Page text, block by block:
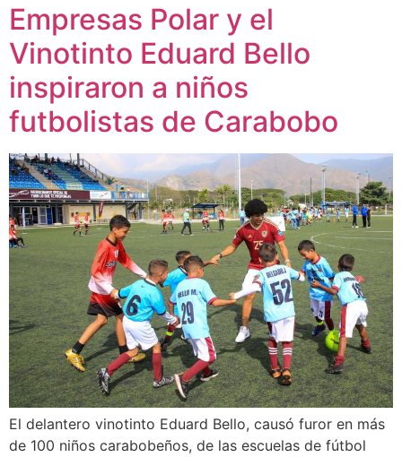
Empresas Polar y el
Vinotinto Eduard Bello
inspiraron a niños
futbolistas de Carabobo
El delantero vinotinto Eduard Bello, causó furor en más
de 100 niños carabobeños, de las escuelas de fútbol